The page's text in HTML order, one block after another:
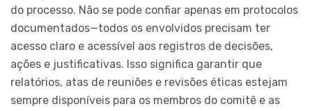
do processo. Não se pode confiar apenas em protocolos
documentados—todos os envolvidos precisam ter
acesso claro e acessível aos registros de decisões,
ações e justificativas. Isso significa garantir que
relatórios, atas de reuniões e revisões éticas estejam
sempre disponíveis para os membros do comitê e as